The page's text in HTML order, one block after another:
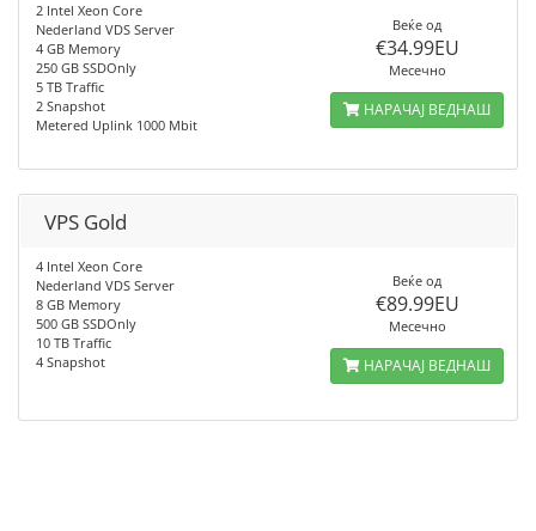
2 Intel Xeon Core
Nederland VDS Server
4 GB Memory
250 GB SSDOnly
5 TB Traffic
2 Snapshot
Metered Uplink 1000 Mbit
Веќе од
€34.99EU
Месечно
НАРАЧАЈ ВЕДНАШ
VPS Gold
4 Intel Xeon Core
Nederland VDS Server
8 GB Memory
500 GB SSDOnly
10 TB Traffic
4 Snapshot
Веќе од
€89.99EU
Месечно
НАРАЧАЈ ВЕДНАШ